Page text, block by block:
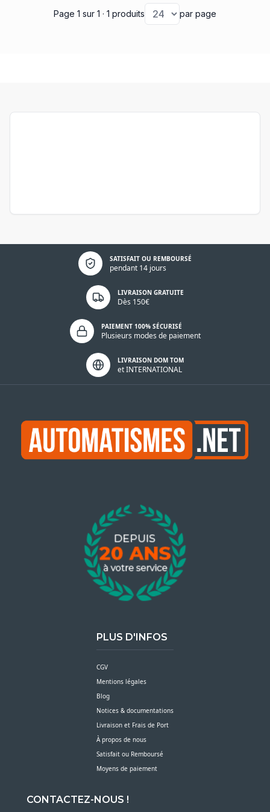
obtenir des renseignements sur divers articles, vous pouvez
continuer votre visite vers la catégorie durécepteur radio Gibidi
Page 1 sur 1 · 1 produits par page
SATISFAIT OU REMBOURSÉ
pendant 14 jours
Politique de confidentialité
LIVRAISON GRATUITE
Dès 150€
PAIEMENT 100% SÉCURISÉ
Plusieurs modes de paiement
LIVRAISON DOM TOM
et INTERNATIONAL
PLUS D'INFOS
CGV
Mentions légales
Blog
Notices & documentations
Livraison et Frais de Port
À propos de nous
Satisfait ou Remboursé
Moyens de paiement
CONTACTEZ-NOUS !